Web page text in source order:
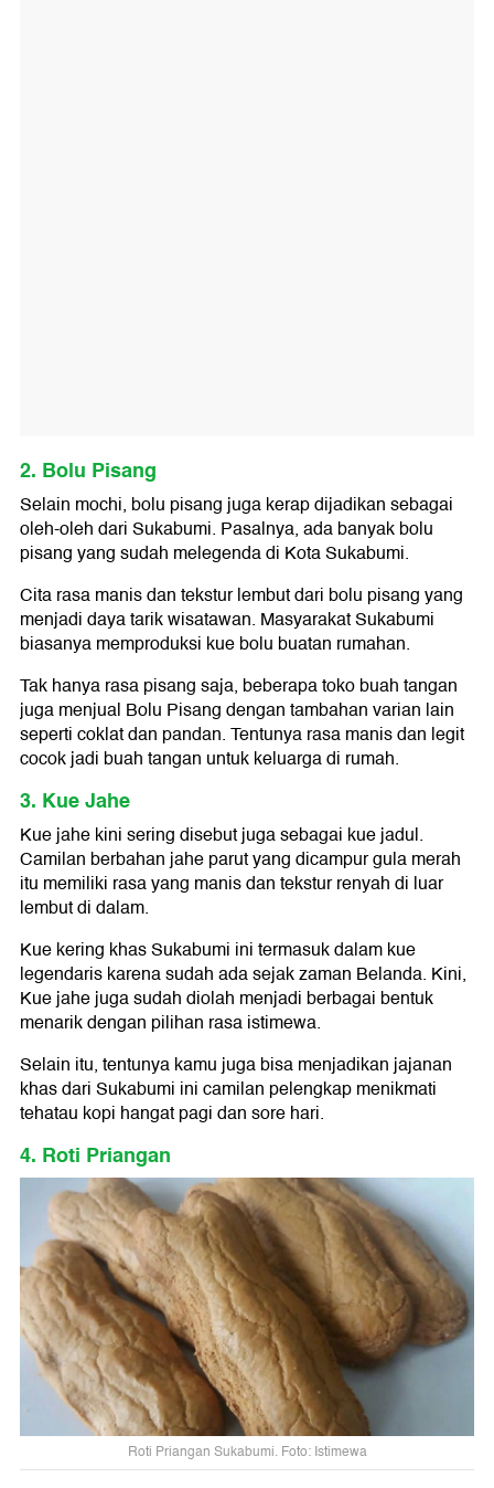
2. Bolu Pisang
Selain mochi, bolu pisang juga kerap dijadikan sebagai
oleh-oleh dari Sukabumi. Pasalnya, ada banyak bolu
pisang yang sudah melegenda di Kota Sukabumi.
Cita rasa manis dan tekstur lembut dari bolu pisang yang
menjadi daya tarik wisatawan. Masyarakat Sukabumi
biasanya memproduksi kue bolu buatan rumahan.
Tak hanya rasa pisang saja, beberapa toko buah tangan
juga menjual Bolu Pisang dengan tambahan varian lain
seperti coklat dan pandan. Tentunya rasa manis dan legit
cocok jadi buah tangan untuk keluarga di rumah.
3. Kue Jahe
Kue jahe kini sering disebut juga sebagai kue jadul.
Camilan berbahan jahe parut yang dicampur gula merah
itu memiliki rasa yang manis dan tekstur renyah di luar
lembut di dalam.
Kue kering khas Sukabumi ini termasuk dalam kue
legendaris karena sudah ada sejak zaman Belanda. Kini,
Kue jahe juga sudah diolah menjadi berbagai bentuk
menarik dengan pilihan rasa istimewa.
Selain itu, tentunya kamu juga bisa menjadikan jajanan
khas dari Sukabumi ini camilan pelengkap menikmati
tehatau kopi hangat pagi dan sore hari.
4. Roti Priangan
Roti Priangan Sukabumi. Foto: Istimewa